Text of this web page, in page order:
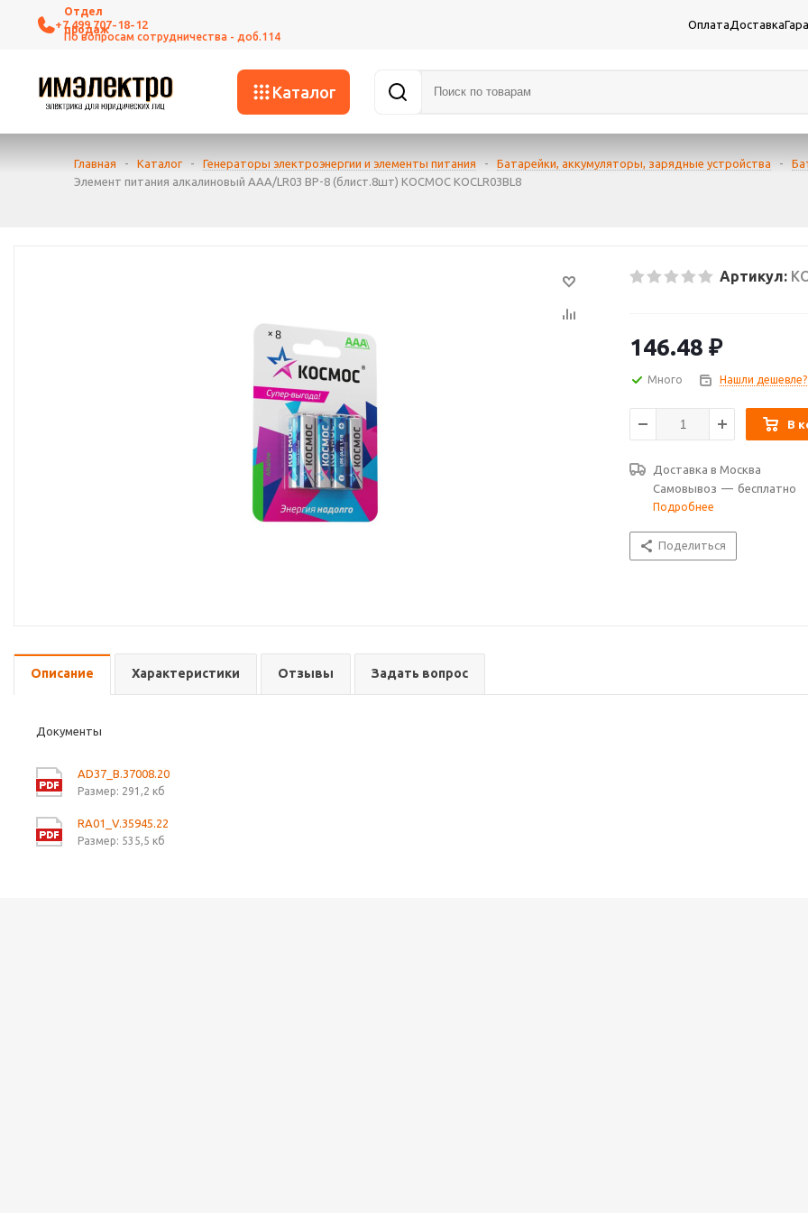
+7 499 707-18-12 ОплатаДоставка
Каталог
Главная - Каталог - Генераторы электроэнергии и элементы питания - Батарейки, аккумуляторы, зарядные устройства -
Элемент питания алкалиновый AAA/LR03 BP-8 (блист.8шт) КОСМОС KOCLR03BL8
Артикул:
146.48 ₽
Много Нашли дешевле?
В
Доставка в Москва
Самовывоз — бесплатно
Подробнее
Поделиться
Описание Характеристики Отзывы Задать вопрос
Документы
AD37_B.37008.20
Размер: 291,2 кб
RA01_V.35945.22
Размер: 535,5 кб